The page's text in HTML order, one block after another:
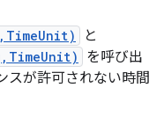
と
を呼び出
スが許可されない時間